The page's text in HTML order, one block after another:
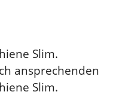
Slim.
ansprechenden
Slim.